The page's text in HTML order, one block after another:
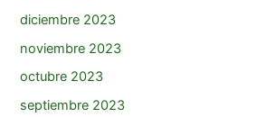
diciembre 2023
noviembre 2023
octubre 2023
septiembre 2023